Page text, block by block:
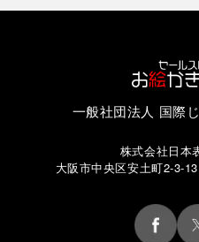
一般社団法人 国際
株式会社日本
大阪市中央区安土町2-3-